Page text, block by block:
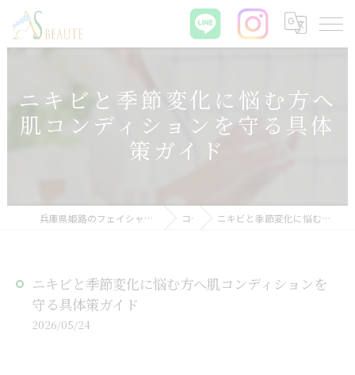
ニキビと季節変化に悩む方へ
肌コンディションを守る具体
策ガイド
兵庫県姫路のフェイシャルエステなら肌質改善サロン ASBEAUTE コラム ニキビと季節変化に悩む方へ肌コンディションを守る具体策ガイド
ニキビと季節変化に悩む方へ肌コンディションを
守る具体策ガイド
2026/05/24